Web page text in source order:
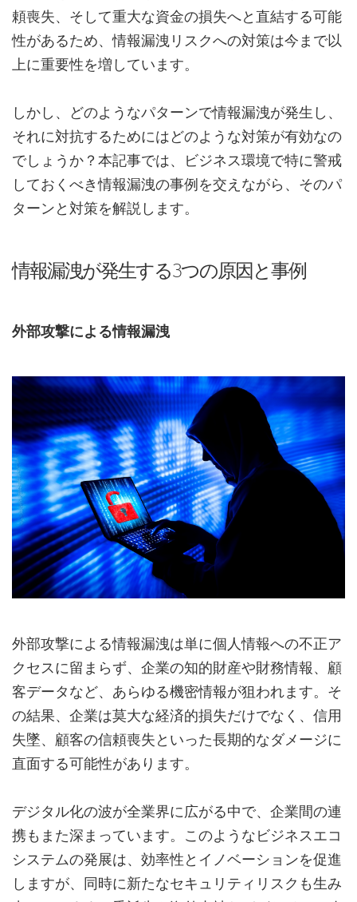
頼喪失、そして重大な資金の損失へと直結する可能
性があるため、情報漏洩リスクへの対策は今まで以
上に重要性を増しています。
しかし、どのようなパターンで情報漏洩が発生し、
それに対抗するためにはどのような対策が有効なの
でしょうか？本記事では、ビジネス環境で特に警戒
しておくべき情報漏洩の事例を交えながら、そのパ
ターンと対策を解説します。
情報漏洩が発生する3つの原因と事例
外部攻撃による情報漏洩
外部攻撃による情報漏洩は単に個人情報への不正ア
クセスに留まらず、企業の知的財産や財務情報、顧
客データなど、あらゆる機密情報が狙われます。そ
の結果、企業は莫大な経済的損失だけでなく、信用
失墜、顧客の信頼喪失といった長期的なダメージに
直面する可能性があります。
デジタル化の波が全業界に広がる中で、企業間の連
携もまた深まっています。このようなビジネスエコ
システムの発展は、効率性とイノベーションを促進
しますが、同時に新たなセキュリティリスクも生み